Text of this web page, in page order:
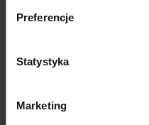
Preferencje
Statystyka
Marketing
stron na Poznań to
Google, ale
biznesu w sieci.
podstaw SEO.
Łączymy wiedzę z